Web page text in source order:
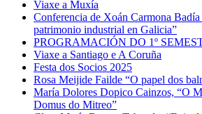
Viaxe a Muxía
Conferencia de Xoán Carmona Badía
patrimonio industrial en Galicia”
PROGRAMACIÓN DO 1º
Viaxe a Santiago e A Coruña
Festa dos Socios 2025
Rosa Meijide Failde “O papel dos
María Dolores Dopico Cainzos, “O
Domus do Mitreo”